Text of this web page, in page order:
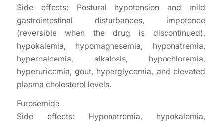
Side effects: Postural hypotension and mild
gastrointestinal disturbances, impotence
(reversible when the drug is discontinued),
hypokalemia, hypomagnesemia, hyponatremia,
hypercalcemia, alkalosis, hypochloremia,
hyperuricemia, gout, hyperglycemia, and elevated
plasma cholesterol levels.
Furosemide
Side effects: Hyponatremia, hypokalemia,